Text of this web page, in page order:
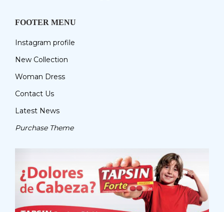
FOOTER MENU
Instagram profile
New Collection
Woman Dress
Contact Us
Latest News
Purchase Theme